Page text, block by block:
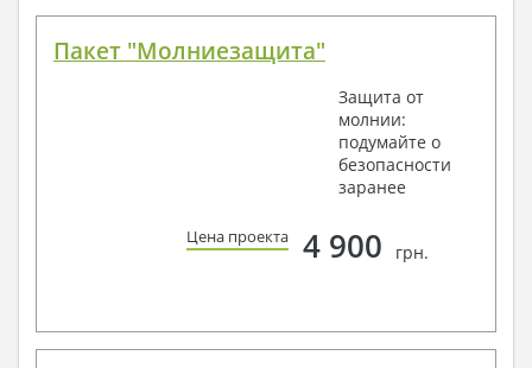
Пакет "Молниезащита"
Защита от
молнии:
подумайте о
безопасности
заранее
Цена проекта 4 900 грн.